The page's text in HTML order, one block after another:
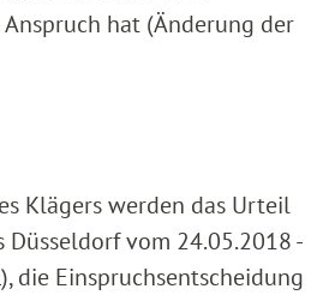
hat (Änderung der
Klägers werden das Urteil
Düsseldorf vom 24.05.2018 -
die Einspruchsentscheidung